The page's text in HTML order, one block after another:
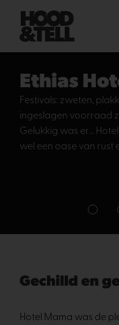
Ethias
Festivals: zweten,
ingeslagen voorraad
Gelukkig was er…
wel een oase van rust
1
Gechilld en
Hotel Mama was de